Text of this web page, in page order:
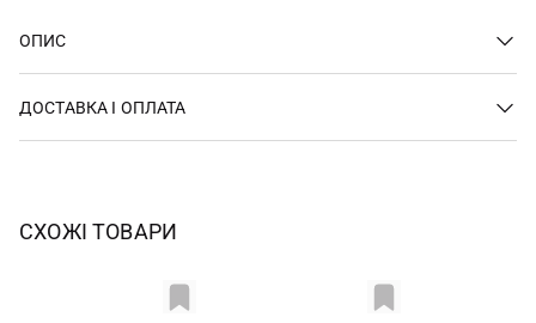
ОПИС
ДОСТАВКА І ОПЛАТА
СХОЖІ ТОВАРИ